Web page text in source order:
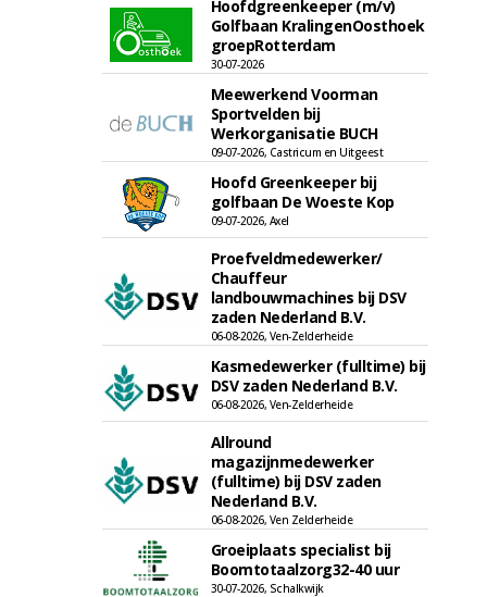
Hoofdgreenkeeper (m/v)
Golfbaan KralingenOosthoek
groepRotterdam
30-07-2026
Meewerkend Voorman
Sportvelden bij
Werkorganisatie BUCH
09-07-2026, Castricum en Uitgeest
Hoofd Greenkeeper bij
golfbaan De Woeste Kop
09-07-2026, Axel
Proefveldmedewerker/
Chauffeur
landbouwmachines bij DSV
zaden Nederland B.V.
06-08-2026, Ven-Zelderheide
Kasmedewerker (fulltime) bij
DSV zaden Nederland B.V.
06-08-2026, Ven-Zelderheide
Allround
magazijnmedewerker
(fulltime) bij DSV zaden
Nederland B.V.
06-08-2026, Ven Zelderheide
Groeiplaats specialist bij
Boomtotaalzorg32-40 uur
30-07-2026, Schalkwijk